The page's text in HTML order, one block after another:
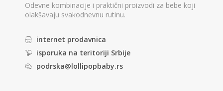
Odevne kombinacije i praktični proizvodi za bebe koji
olakšavaju svakodnevnu rutinu.
internet prodavnica
isporuka na teritoriji Srbije
podrska@lollipopbaby.rs